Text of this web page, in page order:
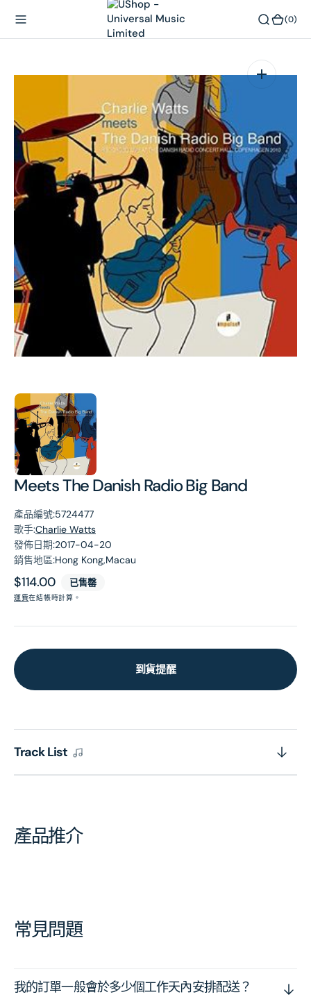
(0)
Meets The Danish Radio Big Band
產品編號:5724477
歌手:Charlie Watts
發佈日期:2017-04-20
銷售地區:Hong Kong,Macau
原
價
$114.00 已售罄
運費在結帳時計算。
到貨提醒
Track List
在
相
簿
中
開
啟
第
1
張
產品推介
常見問題
我的訂單一般會於多少個工作天內安排配送？